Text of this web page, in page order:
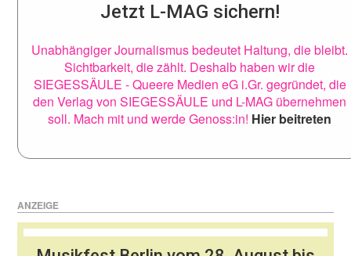
Jetzt L-MAG sichern!
Unabhängiger Journalismus bedeutet Haltung, die bleibt.
Sichtbarkeit, die zählt. Deshalb haben wir die
SIEGESSÄULE - Queere Medien eG i.Gr. gegründet, die
den Verlag von SIEGESSÄULE und L-MAG übernehmen
soll. Mach mit und werde Genoss:in! Hier beitreten
ANZEIGE